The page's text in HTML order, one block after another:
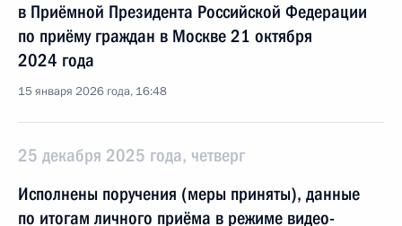
в Приёмной Президента Российской Федерации
по приёму граждан в Москве 21 октября
2024 года
15 января 2026 года, 16:48
25 декабря 2025 года, четверг
Исполнены поручения (меры приняты), данные
по итогам личного приёма в режиме видео-